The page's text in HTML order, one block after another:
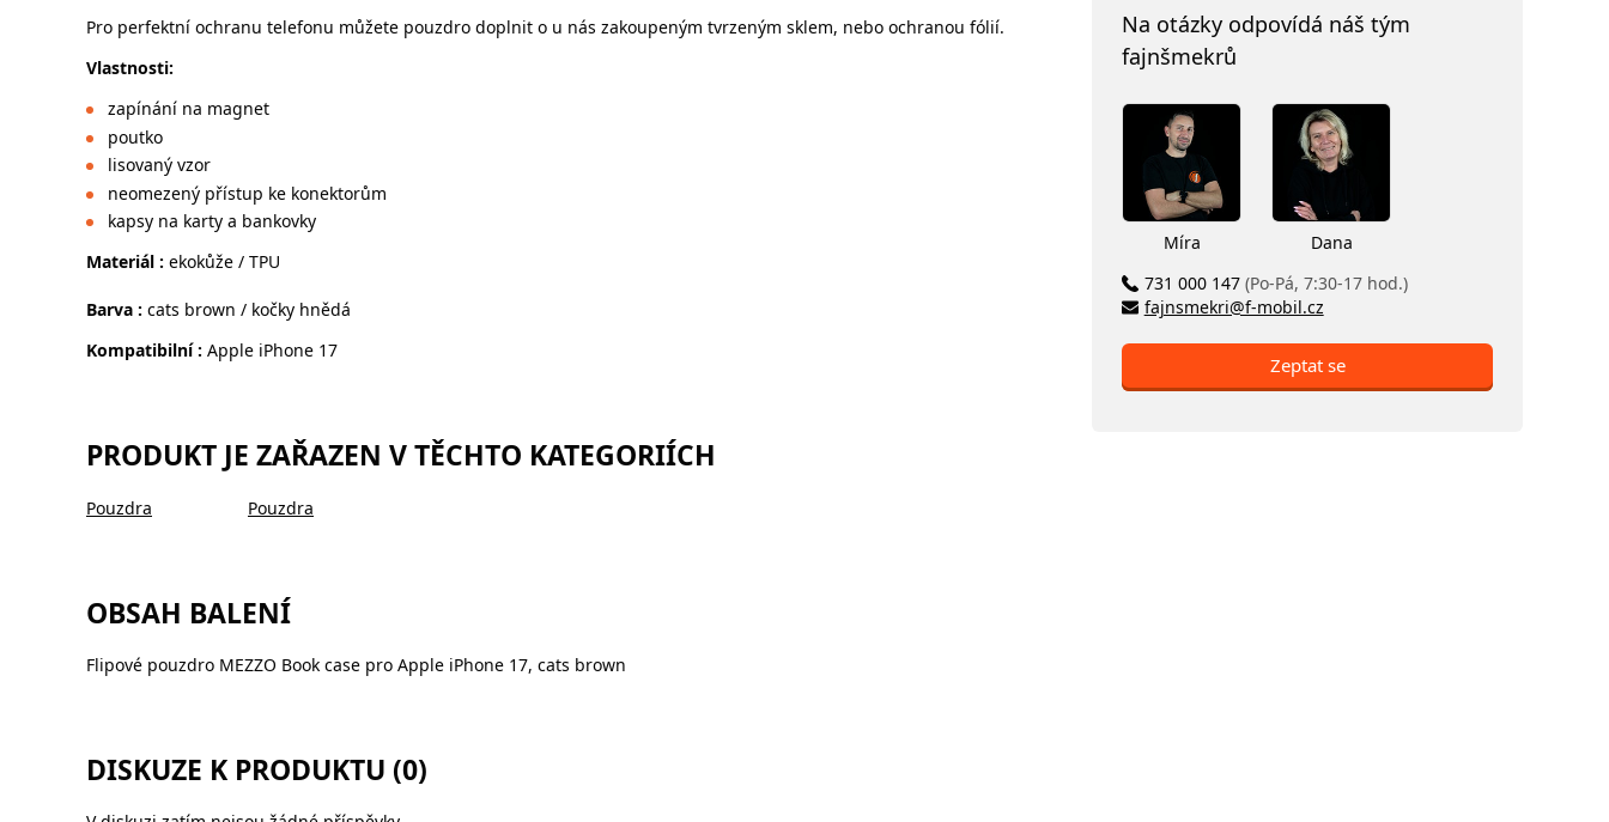
Pro perfektní ochranu telefonu můžete pouzdro doplnit o u nás zakoupeným tvrzeným sklem, nebo ochranou fólií.
Vlastnosti:
zapínání na magnet
poutko
lisovaný vzor
neomezený přístup ke konektorům
kapsy na karty a bankovky
Materiál : ekokůže / TPU
Barva : cats brown / kočky hnědá
Kompatibilní : Apple iPhone 17
PRODUKT JE ZAŘAZEN V TĚCHTO KATEGORIÍCH
Pouzdra Pouzdra
OBSAH BALENÍ
Flipové pouzdro MEZZO Book case pro Apple iPhone 17, cats brown
DISKUZE K PRODUKTU (0)
Na otázky odpovídá náš tým
fajnšmekrů
Míra
Dana
731 000 147 (Po-Pá, 7:30-17 hod.)
fajnsmekri@f-mobil.cz
Zeptat se